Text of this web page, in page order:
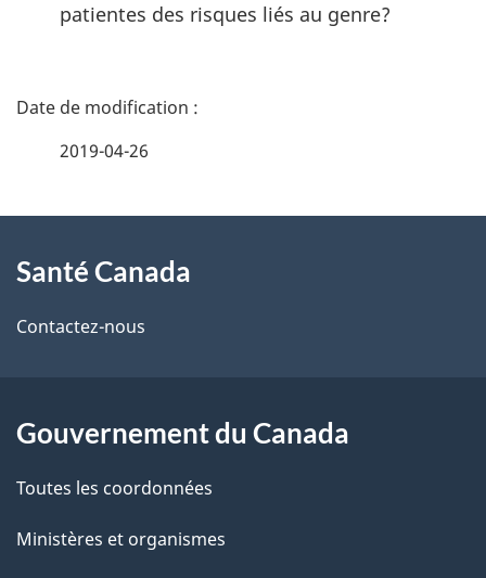
patientes des risques liés au genre?
D
i
l
d
e
2019-04-26
propos
de
site
Santé Canada
Contactez-nous
Gouvernement du Canada
Toutes les coordonnées
Ministères et organismes